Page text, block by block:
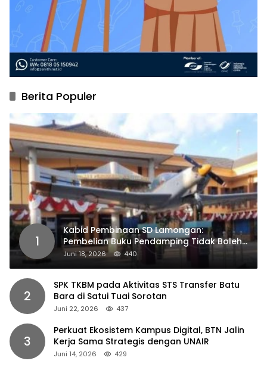
Berita Populer
1
Kabid Pembinaan SD Lamongan:
Pembelian Buku Pendamping Tidak Boleh
Dipaksakan
Juni 18, 2026 440
2
SPK TKBM pada Aktivitas STS Transfer Batu
Bara di Satui Tuai Sorotan
Juni 22, 2026 437
3
Perkuat Ekosistem Kampus Digital, BTN Jalin
Kerja Sama Strategis dengan UNAIR
Juni 14, 2026 429